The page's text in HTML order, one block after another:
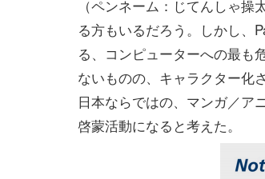
（ペンネーム：じてんしゃ
る方もいるだろう。しかし
る、コンピューターへの最も
ないものの、キャラクター化
日本ならではの、マンガ／ア
啓蒙活動になると考えた。